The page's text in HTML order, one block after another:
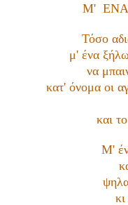
Μ' ΕΝΑ
Τόσο
μ' ένα
να
κατ' όνομα οι
και
Μ'